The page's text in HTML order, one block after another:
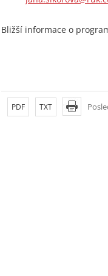
Bližší informace o
PDF TXT